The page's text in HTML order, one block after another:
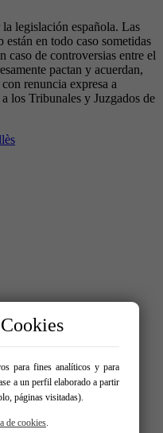
legislación española. Las
están en todo caso sometidas
caso de controversias entre el
pactan y acuerdan,
renuncia expresa a
los Tribunales y Juzgados de
para fines analíticos y para
a un perfil elaborado a partir
páginas visitadas).
de cookies.